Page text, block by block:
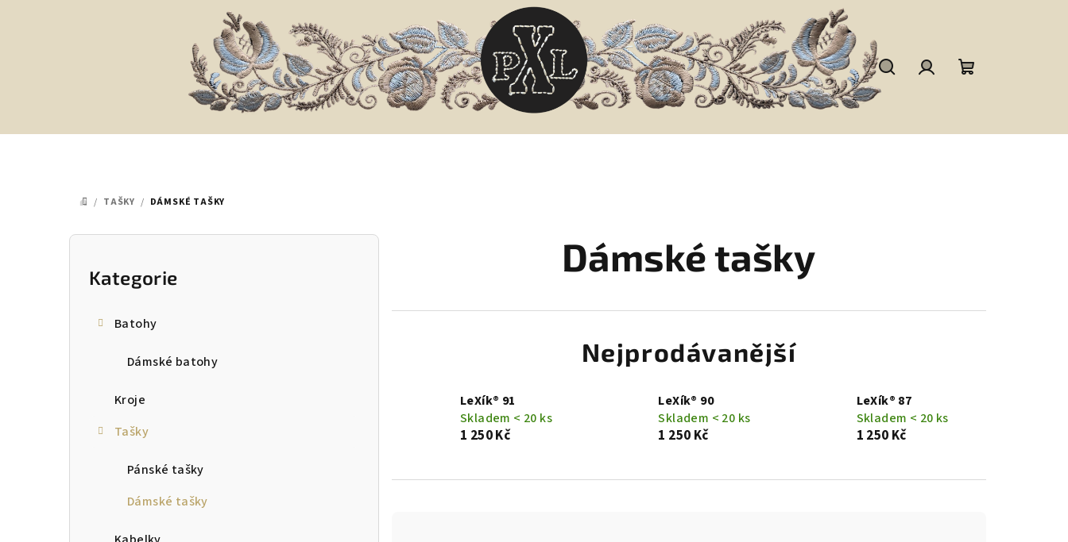
košík
DOMŮ
/ TAŠKY / DÁMSKÉ TAŠKY
P
Přeskočit
kategorie
Kategorie
Batohy
Dámské batohy
Kroje
Tašky
Pánské tašky
Dámské tašky
Dámské tašky
Nejprodávanější
LeXík® 91
Skladem < 20 ks
1 250 Kč
LeXík® 90
Skladem < 20 ks
1 250 Kč
LeXík® 87
Skladem < 20 ks
1 250 Kč